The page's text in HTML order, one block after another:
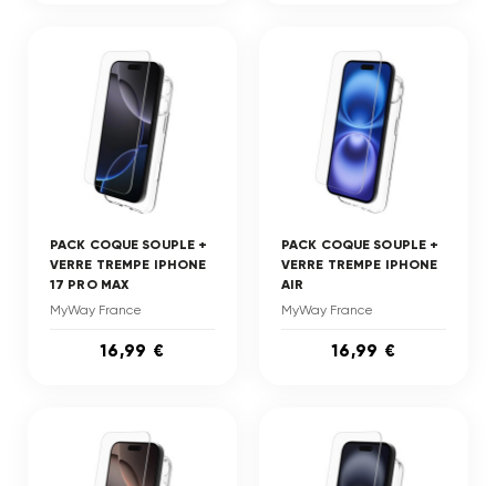
PACK COQUE SOUPLE +
VERRE TREMPE IPHONE
17 PRO MAX
MyWay France
16,99 €
PACK COQUE SOUPLE +
VERRE TREMPE IPHONE
AIR
MyWay France
16,99 €